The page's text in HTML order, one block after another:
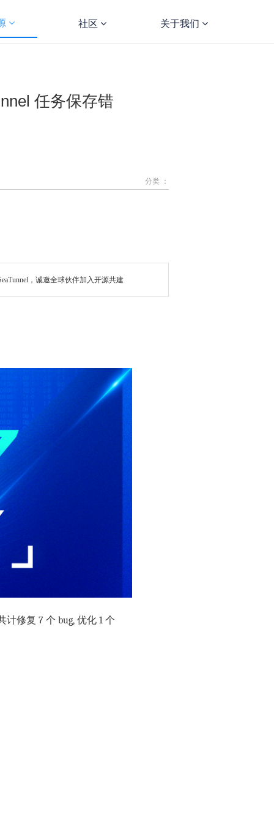
社区 关于我们
任务保存错
分类 ：
，诚邀全球伙伴加入开源共建
计修复 7 个 bug, 优化 1 个